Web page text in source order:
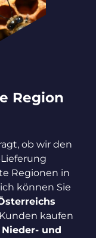
Region
ob wir den
Regionen in
können Sie
kaufen
und